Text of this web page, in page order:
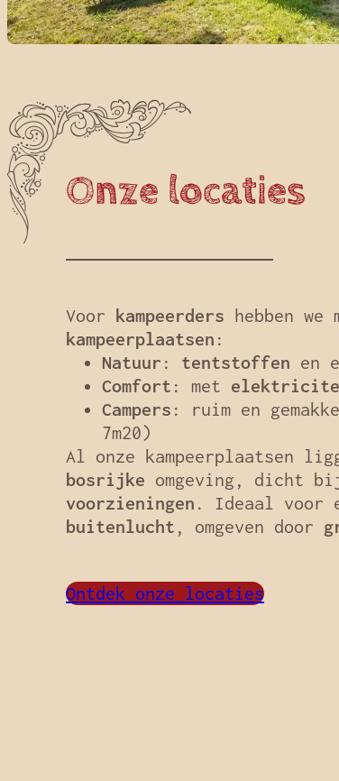
Onze locaties
Voor kampeerders hebben we
kampeerplaatsen :
Natuur : tentstoffen en
Comfort : met
Campers : ruim en
7m20)
Al onze kampeerplaatsen
bosrijke omgeving, dicht
voorzieningen . Ideaal voor
buitenlucht , omgeven door
Ontdek onze locaties